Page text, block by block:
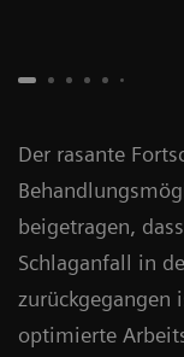
Der rasante
beigetragen,
Schlaganfall in
zurückgegangen
optimierte